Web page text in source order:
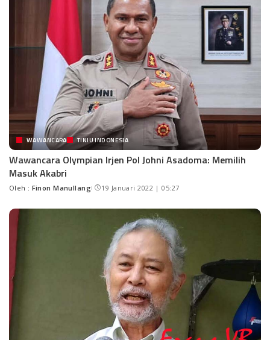
WAWANCARA TINJU INDONESIA
Wawancara Olympian Irjen Pol Johni Asadoma: Memilih
Masuk Akabri
Oleh : Finon Manullang 19 Januari 2022 | 05:27